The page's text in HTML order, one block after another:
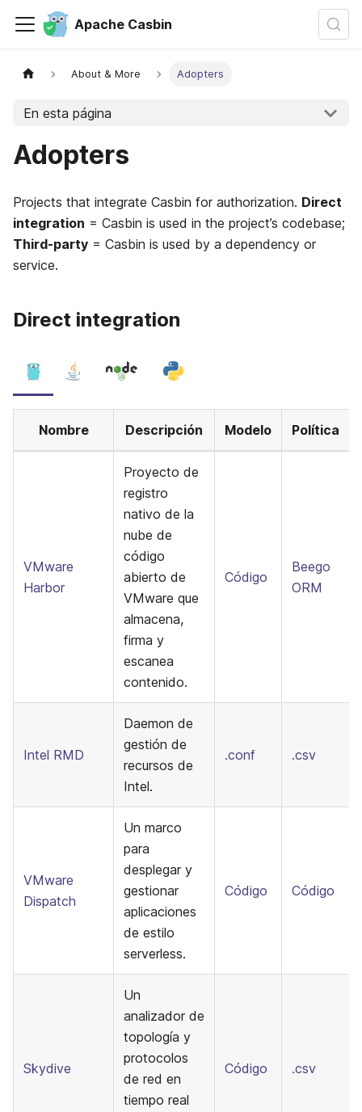
Apache Casbin
About & More Adopters
En esta página
Adopters
Projects that integrate Casbin for authorization. Direct
integration = Casbin is used in the project’s codebase;
Third-party = Casbin is used by a dependency or
service.
Direct integration
Nombre Descripción Modelo Política
VMware
Harbor
Proyecto de
registro
nativo de la
nube de
código
abierto de
VMware que
almacena,
firma y
escanea
contenido.
Código
Beego
ORM
Intel RMD
Daemon de
gestión de
recursos de
Intel.
.conf .csv
VMware
Dispatch
Un marco
para
desplegar y
gestionar
aplicaciones
de estilo
serverless.
Código Código
Skydive
Un
analizador de
topología y
protocolos
de red en
tiempo real
Código .csv